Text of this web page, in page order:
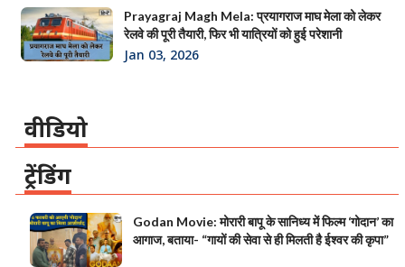
Prayagraj Magh Mela: प्रयागराज माघ मेला को लेकर
रेलवे की पूरी तैयारी, फिर भी यात्रियों को हुई परेशानी
Jan 03, 2026
वीडियो
ट्रेंडिंग
Godan Movie: मोरारी बापू के सानिध्य में फिल्म ‘गोदान’ का
आगाज, बताया- “गायों की सेवा से ही मिलती है ईश्वर की कृपा”